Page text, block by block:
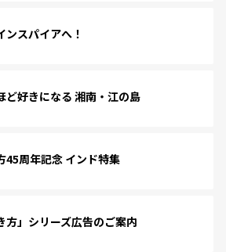
ンスパイアへ！
ど好きになる 湘南・江の島
45周年記念 インド特集
方」シリーズ広告のご案内